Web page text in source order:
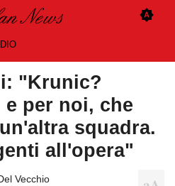
"Krunic?
per noi, che
squadra.
all'opera"
Vecchio